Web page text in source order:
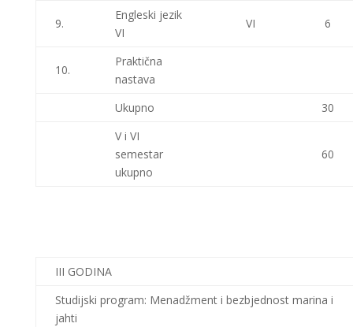
9.
Engleski jezik
VI
VI 6
10.
Praktična
nastava
Ukupno
30
V i VI
semestar
ukupno
60
III GODINA
Studijski program: Menadžment i bezbjednost marina i
jahti